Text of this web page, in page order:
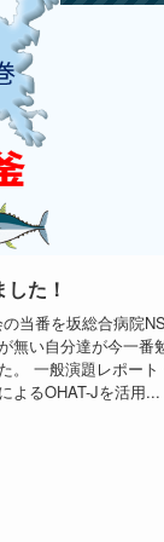
た！
当番を坂総合病院
無い自分達が今一番
。 一般演題レポート
よるOHAT-Jを活用...